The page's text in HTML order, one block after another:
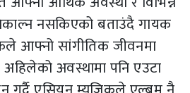
नसकिएको बताउंदै गायक
आफ्नो सांगीतिक जीवनमा
अवस्थामा पनि एउटा